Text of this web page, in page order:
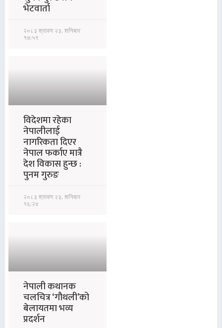
भेटवार्ता
२०८३ श्रावण २३, शनिबार
१७:५९
विदेशमा रहेका
नेपालीलाई
नागरिकता दिएर
नेपाल फर्काए मात्रै
देश विकास हुन्छ :
पुनम गुरुङ
२०८३ श्रावण २३, शनिबार
१६:२४
नेपाली कथानक
चलचित्र ‘गौथली’को
बेलायतमा भव्य
प्रदर्शन